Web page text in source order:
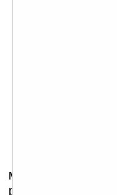
мобильный
разъёмом для